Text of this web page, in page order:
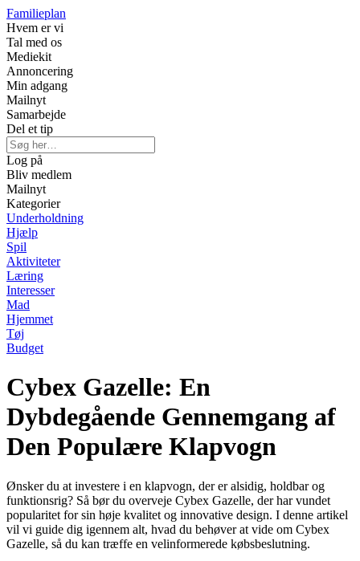
Familieplan
Hvem er vi
Tal med os
Mediekit
Annoncering
Min adgang
Mailnyt
Samarbejde
Del et tip
Log på
Bliv medlem
Mailnyt
Kategorier
Underholdning
Hjælp
Spil
Aktiviteter
Læring
Interesser
Mad
Hjemmet
Tøj
Budget
Cybex Gazelle: En
Dybdegående Gennemgang af
Den Populære Klapvogn
Ønsker du at investere i en klapvogn, der er alsidig, holdbar og
funktionsrig? Så bør du overveje Cybex Gazelle, der har vundet
popularitet for sin høje kvalitet og innovative design. I denne artikel
vil vi guide dig igennem alt, hvad du behøver at vide om Cybex
Gazelle, så du kan træffe en velinformerede købsbeslutning.